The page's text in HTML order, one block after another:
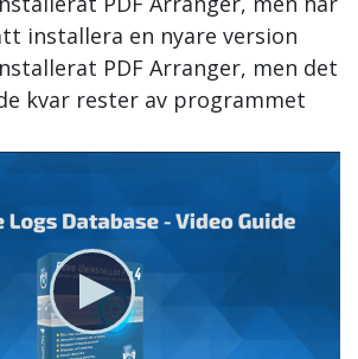
installera en nyare version
PDF Arranger, men det
kvar rester av programmet